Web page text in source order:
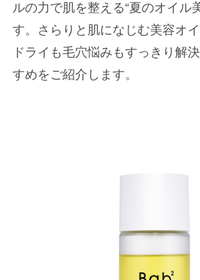
ルの力で肌を整える“夏のオイル
す。さらりと肌になじむ美容オ
ドライも毛穴悩みもすっきり解
すめをご紹介します。